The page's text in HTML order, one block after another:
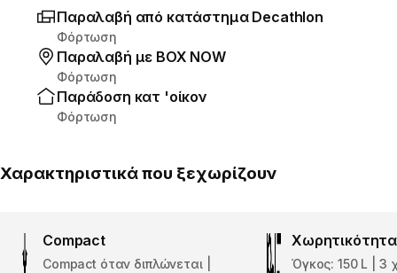
Παραλαβή από κατάστημα Decathlon
Φόρτωση
Παραλαβή με ΒΟΧ ΝΟW
Φόρτωση
Παράδοση κατ 'οίκον
Φόρτωση
Χαρακτηριστικά που ξεχωρίζουν
Compact
Compact όταν διπλώνεται |
Χωρητικότητα
Όγκος: 150 L | 3